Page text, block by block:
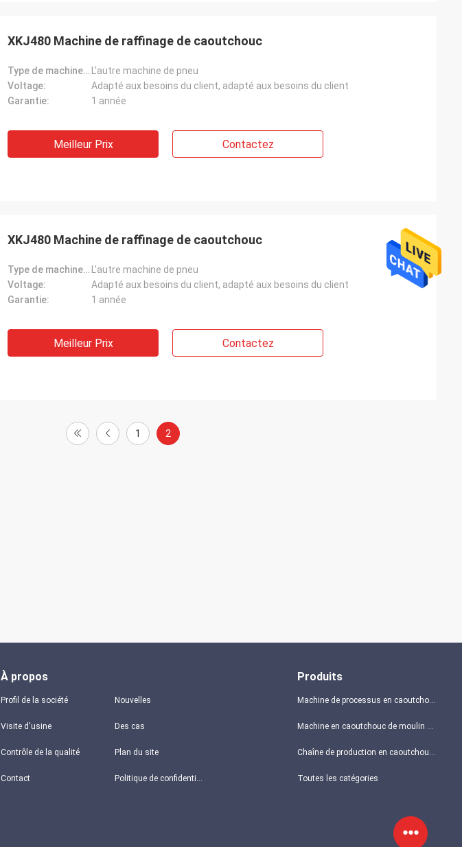
XKJ480 Machine de raffinage de caoutchouc
Type de machine de pneu: L'autre machine de pneu
Voltage:
Adapté aux besoins du client, adapté aux besoins du client
Garantie:
1 année
Meilleur Prix Contactez
XKJ480 Machine de raffinage de caoutchouc
Type de machine de pneu: L'autre machine de pneu
Voltage:
Adapté aux besoins du client, adapté aux besoins du client
Garantie:
1 année
Meilleur Prix Contactez
1 2
À propos
Profil de la société
Visite d'usine
Contrôle de la qualité
Contact
Nouvelles
Des cas
Plan du site
Politique de confidentialité
Produits
Machine de processus en caoutchouc
Machine en caoutchouc de moulin de mélange
Chaîne de production en caoutchouc de poudre
Toutes les catégories